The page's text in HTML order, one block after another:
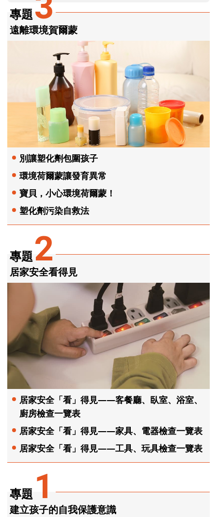
專題 1
建立孩子的自我保護意識
專題2
居家安全看得見
居家安全「看」得見——客餐廳、臥室、浴室、
廚房檢查一覽表
居家安全「看」得見——家具、電器檢查一覽表
居家安全「看」得見——工具、玩具檢查一覽表
專題
遠離環境賀爾蒙
別讓塑化劑包圍孩子
環境荷爾蒙讓發育異常
寶貝，小心環境荷爾蒙！
塑化劑污染自救法